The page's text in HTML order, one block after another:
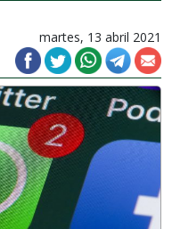
martes, 13 abril 2021